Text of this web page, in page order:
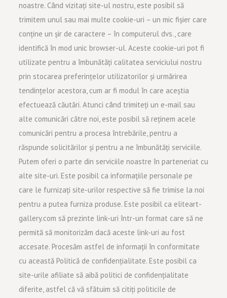
noastre. Când vizitați site-ul nostru, este posibil să
trimitem unul sau mai multe cookie-uri – un mic fișier care
conține un șir de caractere – în computerul dvs., care
identifică în mod unic browser-ul. Aceste cookie-uri pot fi
utilizate pentru a îmbunătăți calitatea serviciului nostru
prin stocarea preferințelor utilizatorilor și urmărirea
tendințelor acestora, cum ar fi modul în care aceștia
efectuează căutări. Atunci când trimiteți un e-mail sau
alte comunicări către noi, este posibil să reținem acele
comunicări pentru a procesa întrebările, pentru a
răspunde solicitărilor și pentru a ne îmbunătăți serviciile.
Putem oferi o parte din serviciile noastre în parteneriat cu
alte site-uri. Este posibil ca informațiile personale pe
care le furnizați site-urilor respective să fie trimise la noi
pentru a putea furniza produse. Este posibil ca eliteart-
gallery.com să prezinte link-uri într-un format care să ne
permită să monitorizăm dacă aceste link-uri au fost
accesate. Procesăm astfel de informații în conformitate
cu această Politică de confidențialitate. Este posibil ca
site-urile afiliate să aibă politici de confidențialitate
diferite, astfel că vă sfătuim să citiți politicile de